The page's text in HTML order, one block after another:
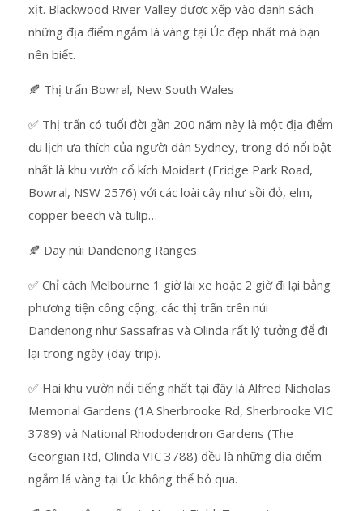
xịt. Blackwood River Valley được xếp vào danh sách
những địa điểm ngắm lá vàng tại Úc đẹp nhất mà bạn
nên biết.
🍂 Thị trấn Bowral, New South Wales
✅ Thị trấn có tuổi đời gần 200 năm này là một địa điểm
du lịch ưa thích của người dân Sydney, trong đó nổi bật
nhất là khu vườn cổ kích Moidart (Eridge Park Road,
Bowral, NSW 2576) với các loài cây như sồi đỏ, elm,
copper beech và tulip…
🍂 Dãy núi Dandenong Ranges
✅ Chỉ cách Melbourne 1 giờ lái xe hoặc 2 giờ đi lại bằng
phương tiện công cộng, các thị trấn trên núi
Dandenong như Sassafras và Olinda rất lý tưởng để đi
lại trong ngày (day trip).
✅ Hai khu vườn nổi tiếng nhất tại đây là Alfred Nicholas
Memorial Gardens (1A Sherbrooke Rd, Sherbrooke VIC
3789) và National Rhododendron Gardens (The
Georgian Rd, Olinda VIC 3788) đều là những địa điểm
ngắm lá vàng tại Úc không thể bỏ qua.